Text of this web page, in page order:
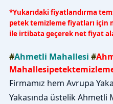
*Yukarıdaki fiyatlandırma
petek temizleme fiyatları için
ile irtibata geçerek net fiyat
#Ahmetli Mahallesi #
Firmamız hem Avrupa
Yakasında üstelik Ahmetli